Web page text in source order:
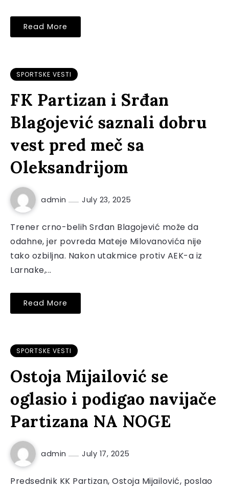
Read More
SPORTSKE VESTI
FK Partizan i Srđan
Blagojević saznali dobru
vest pred meč sa
Oleksandrijom
admin July 23, 2025
Trener crno-belih Srđan Blagojević može da
odahne, jer povreda Mateje Milovanovića nije
tako ozbiljna. Nakon utakmice protiv AEK-a iz
Larnake,...
Read More
SPORTSKE VESTI
Ostoja Mijailović se
oglasio i podigao navijače
Partizana NA NOGE
admin July 17, 2025
Predsednik KK Partizan, Ostoja Mijailović, poslao